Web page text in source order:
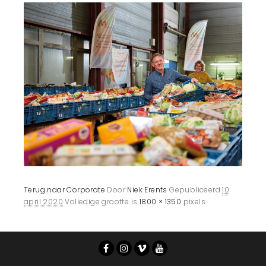
Terug naar Corporate Door Niek Erents Gepubliceerd10
april 2020 Volledige grootte is 1800 × 1350 pixels